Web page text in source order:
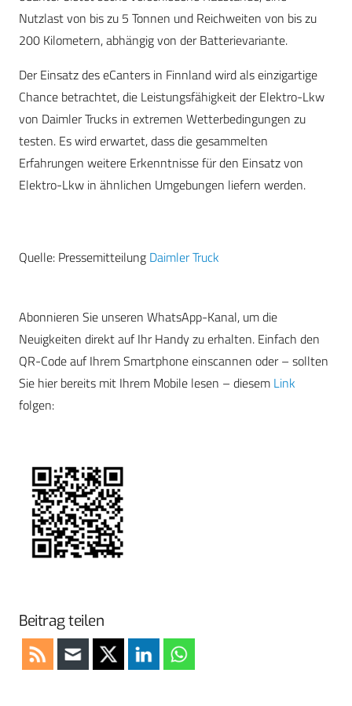
Nutzlast von bis zu 5 Tonnen und Reichweiten von bis zu
200 Kilometern, abhängig von der Batterievariante.
Der Einsatz des eCanters in Finnland wird als einzigartige
Chance betrachtet, die Leistungsfähigkeit der Elektro-Lkw
von Daimler Trucks in extremen Wetterbedingungen zu
testen. Es wird erwartet, dass die gesammelten
Erfahrungen weitere Erkenntnisse für den Einsatz von
Elektro-Lkw in ähnlichen Umgebungen liefern werden.
Quelle: Pressemitteilung Daimler Truck
Abonnieren Sie unseren WhatsApp-Kanal, um die
Neuigkeiten direkt auf Ihr Handy zu erhalten. Einfach den
QR-Code auf Ihrem Smartphone einscannen oder – sollten
Sie hier bereits mit Ihrem Mobile lesen – diesem Link
folgen:
Beitrag teilen